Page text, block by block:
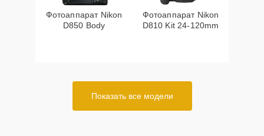
Фотоаппарат Nikon
D850 Body
Фотоаппарат Nikon
D810 Kit 24-120mm
Показать все модели